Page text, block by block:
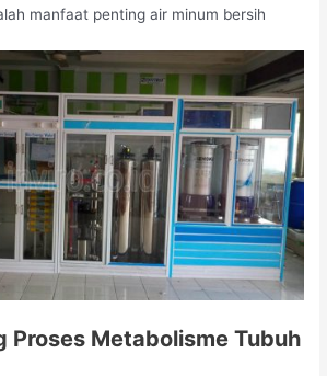
manfaat penting air minum bersih
Proses Metabolisme Tubuh